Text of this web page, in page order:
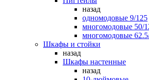
назад
одномодовые 9/125
многомодовые 50/
многомодовые
Шкафы и стойки
назад
Шкафы настенные
назад